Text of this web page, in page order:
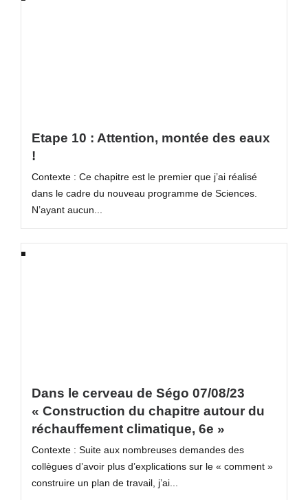
Etape 10 : Attention, montée des eaux
!
Contexte : Ce chapitre est le premier que j’ai réalisé
dans le cadre du nouveau programme de Sciences.
N’ayant aucun...
Dans le cerveau de Ségo 07/08/23
« Construction du chapitre autour du
réchauffement climatique, 6e »
Contexte : Suite aux nombreuses demandes des
collègues d’avoir plus d’explications sur le « comment »
construire un plan de travail, j’ai...